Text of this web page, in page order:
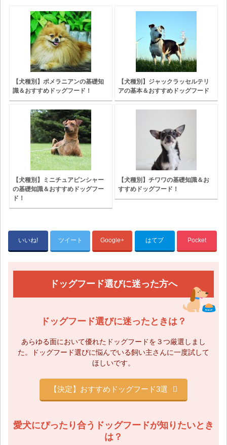
【犬種別】ポメラニアンの基礎知
識＆おすすめドッグフード！
【犬種別】ジャックラッセルテリ
アの基本＆おすすめドッグフード
【犬種別】ミニチュアピンシャー
の基礎知識＆おすすめドッグフー
ド！
【犬種別】チワワの基礎知識＆お
すすめドッグフード！
いいね! ツイート Google+ はてブ Pocket
ドッグフード選びに迷った方へ
ドッグフード選びに迷ったときは？
あらゆる面において優れたドッグフードを３つ厳選しまし
た。
ドッグフード選びに悩んでいる飼い主さんに一度試して
ほしいです。
【決定】おすすめドッグフード3選
愛犬にぴったり合うドッグフードが知りたいとき
は？